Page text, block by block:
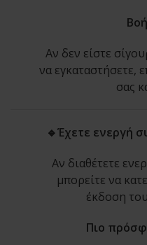
Αν δεν είστε
να εγκαταστήσετε,
σας
🔹Έχετε ενεργή
Αν διαθέτετε
μπορείτε να
έκδοση
Πιο